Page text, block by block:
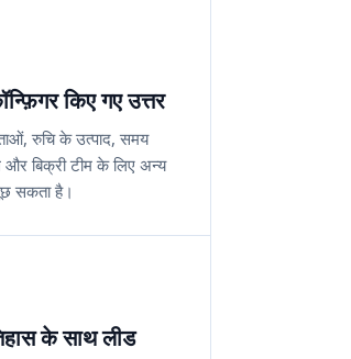
किए गए उत्तर
रुचि के उत्पाद, समय
और बिक्री टीम के लिए अन्य
सकता है।
के साथ लीड